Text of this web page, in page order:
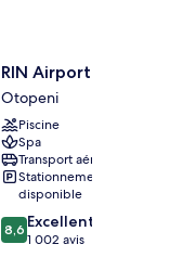
RIN
Airport
Otopeni
RIN Airport
Otopeni
Piscine
Spa
Transport aéroportuaire
Stationnement
disponible
8.6
sur
8,6 Excellent
1 002 avis